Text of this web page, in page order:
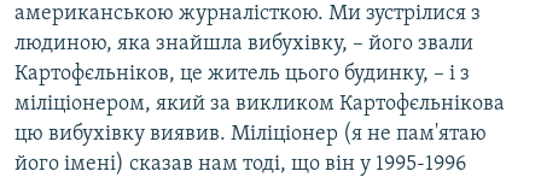
американською журналісткою. Ми зустрілися з
людиною, яка знайшла вибухівку, – його звали
Картофєльніков, це житель цього будинку, – і з
міліціонером, який за викликом Картофєльнікова
цю вибухівку виявив. Міліціонер (я не пам'ятаю
його імені) сказав нам тоді, що він у 1995-1996